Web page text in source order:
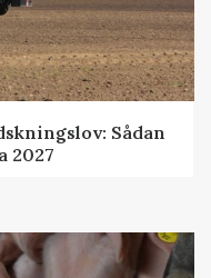
Sådan
2027